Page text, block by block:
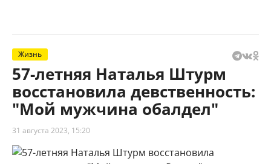
Жизнь
57-летняя Наталья Штурм
восстановила девственность:
"Мой мужчина обалдел"
31 августа 2023, 15:20